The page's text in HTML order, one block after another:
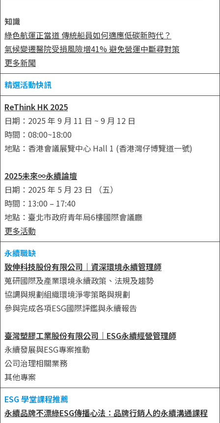
知識
綠色航運正當道 傳統船員如何適應低碳新時代？
氣候變遷醫院受損風險增41% 避免營運中斷尋對策
更多新聞
精選活動快訊
ReThink HK 2025
日期：2025 年 9 月 11 日 ~ 9 月 12 日
時間：08:00~18:00
地點：香港會議展覽中心 Hall 1 (香港灣仔博覽道一號)
2025未來∞永續論壇
日期：2025 年 5 月 23 日 （五）
時間：13:00 – 17:40
地點：臺北市政府青年局6樓國際會議廳
更多活動
永續職缺
致伸科技股份有限公司｜資深環境永續管理師
蒐研國際及產業環境永續政策、法規及趨勢
協調與規劃組織環境淨零策略與規劃
參與完成各項ESG國際評鑑與永續報告
臺灣塑膠工業股份有限公司｜ESG永續經營管理師
永續發展與ESG專案推動
公司治理相關業務
其他專案
ESG 學堂課程推薦
永續品牌不漂綠ESG傳播心法：品牌行銷人的永續溝通課程